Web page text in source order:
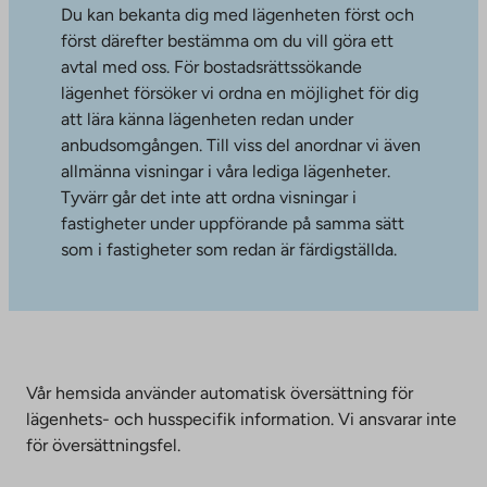
Du kan bekanta dig med lägenheten först och
först därefter bestämma om du vill göra ett
avtal med oss. För bostadsrättssökande
lägenhet försöker vi ordna en möjlighet för dig
att lära känna lägenheten redan under
anbudsomgången. Till viss del anordnar vi även
allmänna visningar i våra lediga lägenheter.
Tyvärr går det inte att ordna visningar i
fastigheter under uppförande på samma sätt
som i fastigheter som redan är färdigställda.
Vår hemsida använder automatisk översättning för
lägenhets- och husspecifik information. Vi ansvarar inte
för översättningsfel.